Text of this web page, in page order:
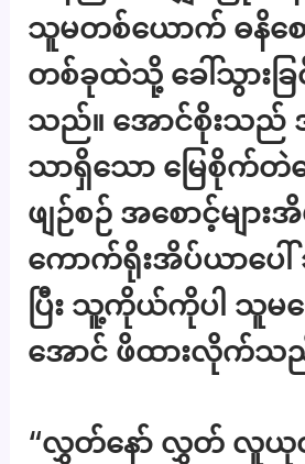
သူမတစ်ယောက် ဓနိစ
တစ်ခုထဲသို့ ခေါ်သွားခ
သည်။ အောင်စိုးသည်
သာရှိသော မြေစိုက်တဲ
ဖျဉ်စဉ် အစောင့်များ
ကောက်ရိုးအိပ်ယာပေ
ပြီး သူ့ကိုယ်ကိုပါ သူမပ
အောင် ဖိထားလိုက်သ
“လွှတ်နော် လွှတ် လူယုတ်